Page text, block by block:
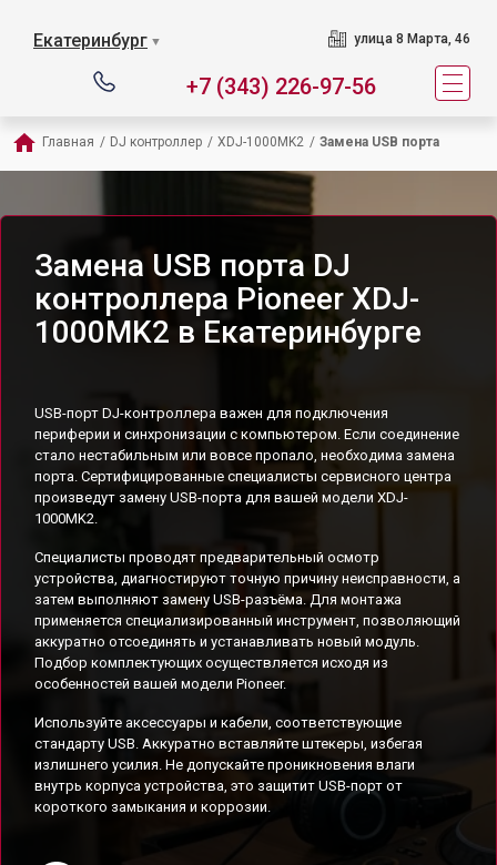
Екатеринбург ▼ улица 8 Марта, 46
+7 (343) 226-97-56
Главная / DJ контроллер / XDJ-1000MK2 / Замена USB порта
Замена USB порта DJ
контроллера Pioneer XDJ-
1000MK2 в Екатеринбурге
USB-порт DJ-контроллера важен для подключения
периферии и синхронизации с компьютером. Если соединение
стало нестабильным или вовсе пропало, необходима замена
порта. Сертифицированные специалисты сервисного центра
произведут замену USB-порта для вашей модели XDJ-
1000MK2.
Специалисты проводят предварительный осмотр
устройства, диагностируют точную причину неисправности, а
затем выполняют замену USB-разъёма. Для монтажа
применяется специализированный инструмент, позволяющий
аккуратно отсоединять и устанавливать новый модуль.
Подбор комплектующих осуществляется исходя из
особенностей вашей модели Pioneer.
Используйте аксессуары и кабели, соответствующие
стандарту USB. Аккуратно вставляйте штекеры, избегая
излишнего усилия. Не допускайте проникновения влаги
внутрь корпуса устройства, это защитит USB-порт от
короткого замыкания и коррозии.